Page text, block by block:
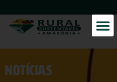
NOtícias